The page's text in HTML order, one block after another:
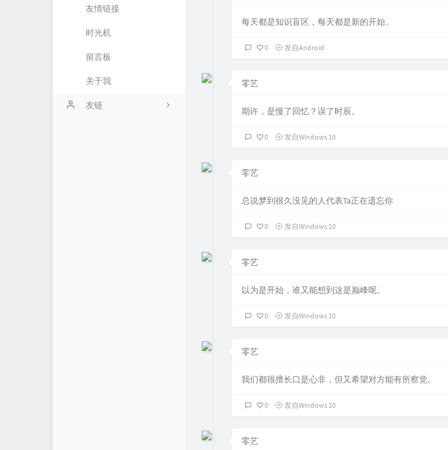
友情链接
时光机
留言板
关于我
友链
每天都是知识盲区，每天都是新的开始。
0 发自Android
零艺
期许，是慢了回忆？误了时辰。
0 发自Windows 10
零艺
总说梦到很久没见的人代表Ta正在遗忘你
0 发自Windows 10
零艺
以为是开始，谁又能想到这是巅峰呢。
0 发自Windows 10
零艺
我们都很擅长口是心非，但又希望对方能有所察觉。
0 发自Windows 10
零艺